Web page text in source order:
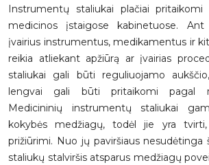
Instrumentų staliukai plačiai pritaikomi
medicinos įstaigose kabinetuose.
įvairius instrumentus, medikamentus ir
reikia atliekant apžiūrą ar įvairias
staliukai gali būti reguliuojamo
lengvai gali būti pritaikomi pagal
Medicininių instrumentų staliukai
kokybės medžiagų, todėl jie yra tvirti,
prižiūrimi. Nuo jų paviršiaus nesudėtinga
staliukų stalviršis atsparus medžiagų